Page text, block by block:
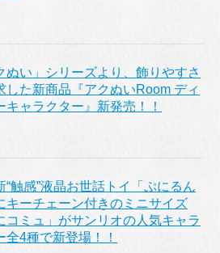
ぬい」シリーズより、飾りやすさ
した新商品『アクぬいRoom ディ
キャラクター』新発売！！
“触感”液晶お世話トイ「ぷにるん
キーチェーン付きのミニサイズ
コミュ」がサンリオの人気キャラ
全4種で新登場！！